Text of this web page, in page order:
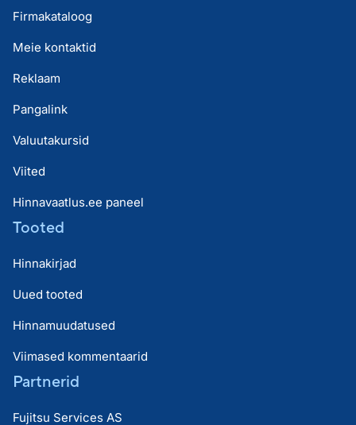
Firmakataloog
Meie kontaktid
Reklaam
Pangalink
Valuutakursid
Viited
Hinnavaatlus.ee paneel
Tooted
Hinnakirjad
Uued tooted
Hinnamuudatused
Viimased kommentaarid
Partnerid
Fujitsu Services AS